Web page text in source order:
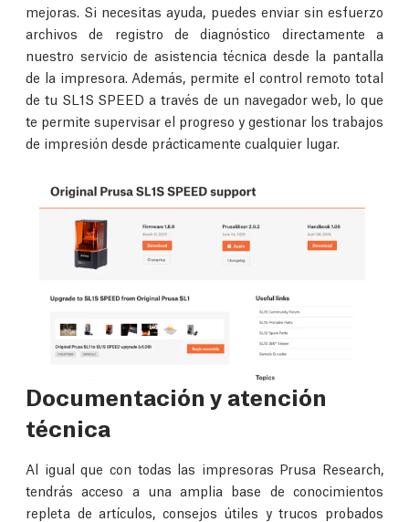
mejoras. Si necesitas ayuda, puedes enviar sin esfuerzo
archivos de registro de diagnóstico directamente a
nuestro servicio de asistencia técnica desde la pantalla
de la impresora. Además, permite el control remoto total
de tu SL1S SPEED a través de un navegador web, lo que
te permite supervisar el progreso y gestionar los trabajos
de impresión desde prácticamente cualquier lugar.
Documentación y atención
técnica
Al igual que con todas las impresoras Prusa Research,
tendrás acceso a una amplia base de conocimientos
repleta de artículos, consejos útiles y trucos probados